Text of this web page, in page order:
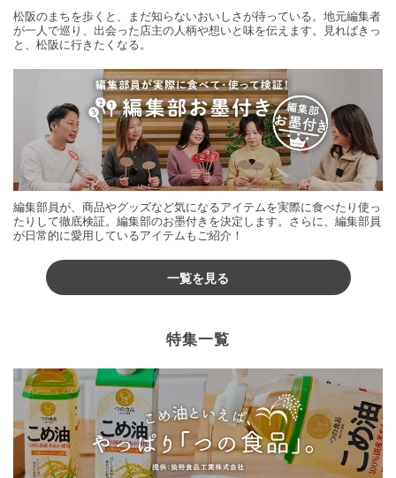
松阪のまちを歩くと、まだ知らないおいしさが待っている。地元編集者
が一人で巡り、出会った店主の人柄や想いと味を伝えます。見ればきっ
と、松阪に行きたくなる。
編集部員が、商品やグッズなど気になるアイテムを実際に食べたり使っ
たりして徹底検証。編集部のお墨付きを決定します。さらに、編集部員
が日常的に愛用しているアイテムもご紹介！
一覧を見る
特集一覧